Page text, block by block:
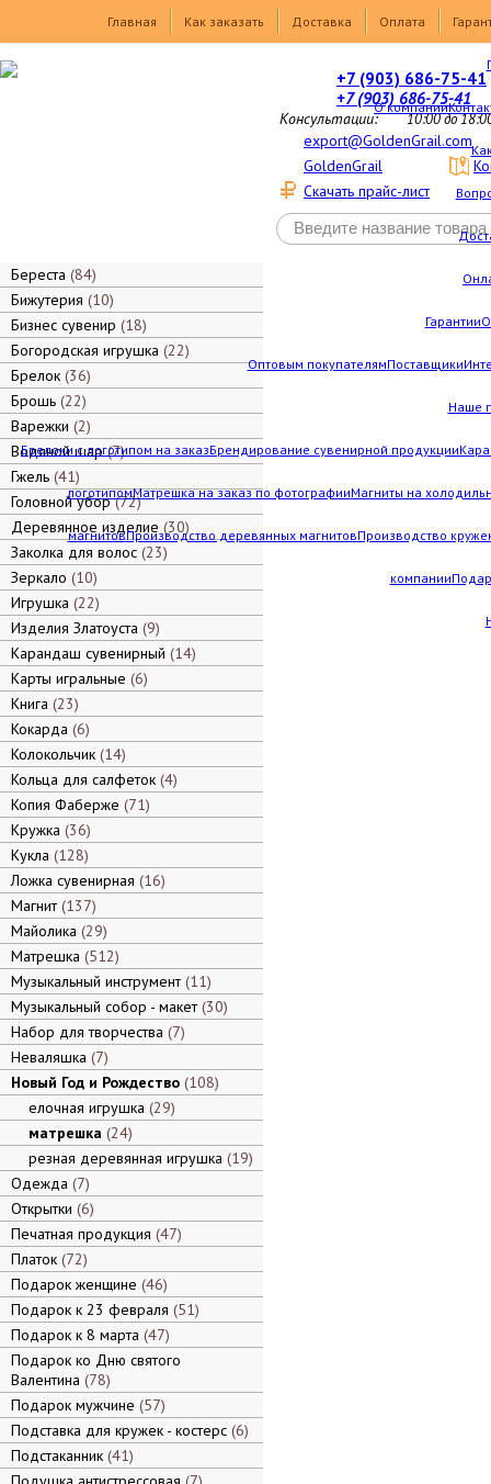
Главная
Как заказать Доставка Оплата
О компании
Гарантии
Оптовым покупателямПоставщики
Наше
Брелоки с логотипом на заказБрендирование сувенирной продукции
логотипомМатрешка на заказ по фотографииМагниты на
магнитовПроизводство деревянных магнитовПроизводство
компании
+7 (903) 686-75-41
+7 (903) 686-75-41
Консультации: 10:00 до
export@GoldenGrail.com
GoldenGrail
Скачать прайс-лист
Береста 84
Бижутерия 10
Бизнес сувенир 18
Богородская игрушка 22
Брелок 36
Брошь 22
Варежки 2
Водяной шар 7
Гжель 41
Головной убор 72
Деревянное изделие 30
Заколка для волос 23
Зеркало 10
Игрушка 22
Изделия Златоуста 9
Карандаш сувенирный 14
Карты игральные 6
Книга 23
Кокарда 6
Колокольчик 14
Кольца для салфеток 4
Копия Фаберже 71
Кружка 36
Кукла 128
Ложка сувенирная 16
Магнит 137
Майолика 29
Матрешка 512
Музыкальный инструмент 11
Музыкальный собор - макет 30
Набор для творчества 7
Неваляшка 7
Новый Год и Рождество 108
елочная игрушка 29
матрешка 24
резная деревянная игрушка 19
Одежда 7
Открытки 6
Печатная продукция 47
Платок 72
Подарок женщине 46
Подарок к 23 февраля 51
Подарок к 8 марта 47
Подарок ко Дню святого
Валентина 78
Подарок мужчине 57
Подставка для кружек - костерс 6
Подстаканник 41